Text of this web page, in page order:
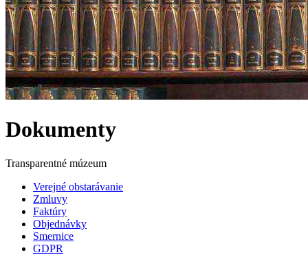
Dokumenty
Transparentné múzeum
Verejné obstarávanie
Zmluvy
Faktúry
Objednávky
Smernice
GDPR